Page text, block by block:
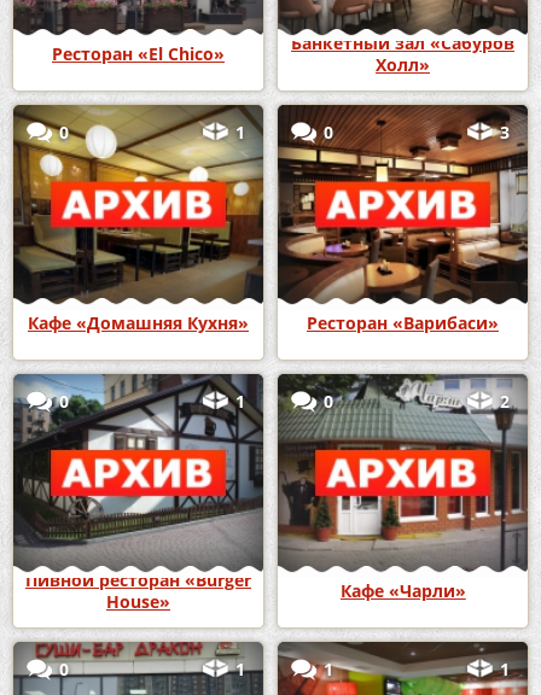
Ресторан «El Chico»
Банкетный зал «Сабуров
Холл»
0 1
Кафе «Домашняя Кухня»
0 3
Ресторан «Варибаси»
0 1
Пивной ресторан «Burger
House»
0 2
Кафе «Чарли»
0 1 1 1